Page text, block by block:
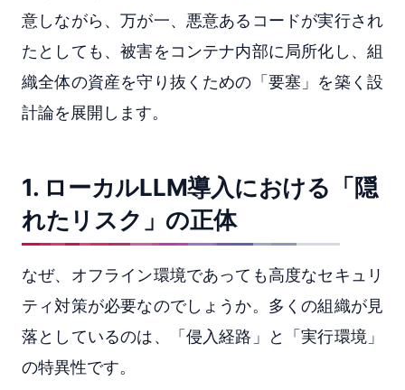
意しながら、万が一、悪意あるコードが実行され
たとしても、被害をコンテナ内部に局所化し、組
織全体の資産を守り抜くための「要塞」を築く設
計論を展開します。
1. ローカルLLM導入における「隠
れたリスク」の正体
なぜ、オフライン環境であっても高度なセキュリ
ティ対策が必要なのでしょうか。多くの組織が見
落としているのは、「侵入経路」と「実行環境」
の特異性です。